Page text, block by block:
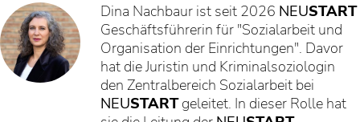
Dina Nachbaur ist seit 2026 NEUSTART
Geschäftsführerin für "Sozialarbeit und
Organisation der Einrichtungen". Davor
hat die Juristin und Kriminalsoziologin
den Zentralbereich Sozialarbeit bei
NEUSTARTgeleitet. In dieser Rolle hat